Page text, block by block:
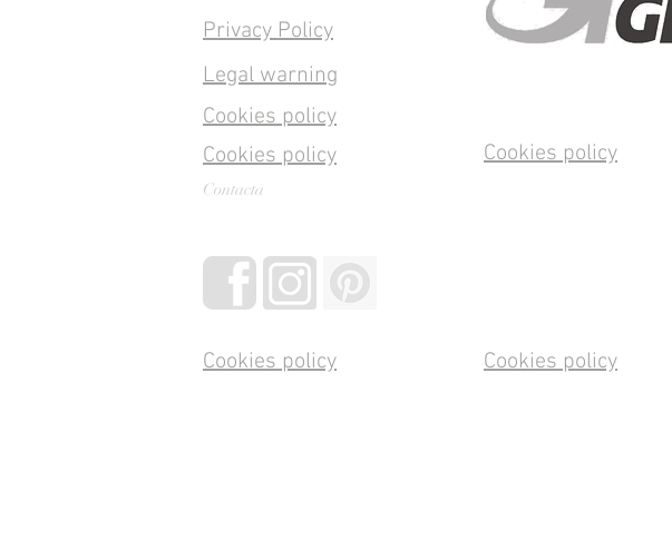
Privacy Policy
Legal warning
Cookies policy
Cookies policy
Contacta
Cookies policy
Cookies policy Cookies policy